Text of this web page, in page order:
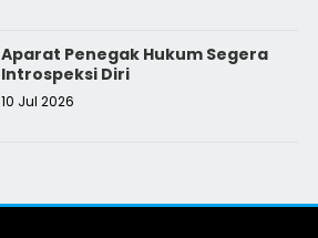
Aparat Penegak Hukum Segera
Introspeksi Diri
10 Jul 2026